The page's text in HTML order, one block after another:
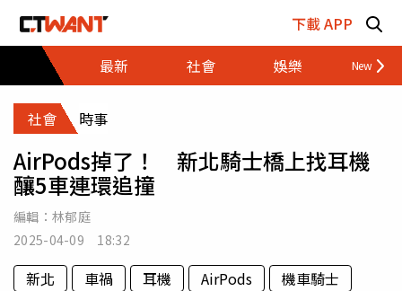
下載 APP
最新
社會 娛樂 財經
社會 時事
AirPods掉了！ 新北騎士橋上找耳機
釀5車連環追撞
編輯： 林郁庭
2025-04-09 18:32
新北 車禍 耳機 AirPods
機車騎士